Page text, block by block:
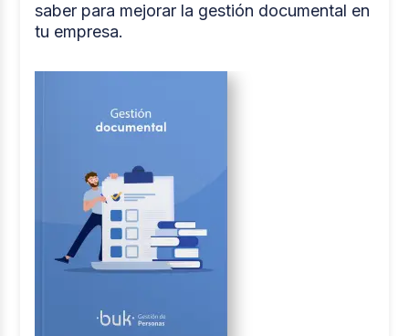
saber para mejorar la gestión documental en
tu empresa.